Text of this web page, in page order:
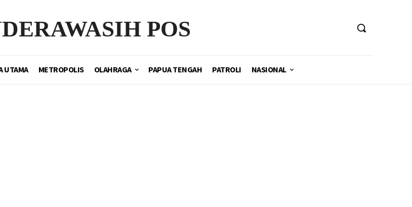
POS
UTAMA METROPOLIS OLAHRAGA PAPUA TENGAH PATROLI NASIONAL